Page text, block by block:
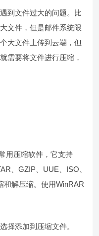
到文件过大的问题。比
文件，但是邮件系统限
大文件上传到云端，但
需要将文件进行压缩，
用压缩软件，它支持
、GZIP、UUE、ISO、
和解压缩。使用WinRAR
择添加到压缩文件。